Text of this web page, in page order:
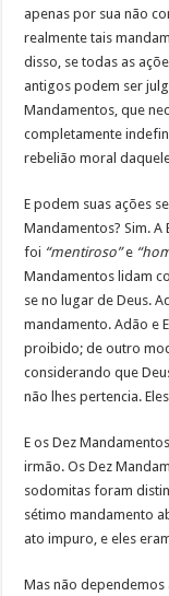
apenas por sua não
realmente tais
disso, se todas as
antigos podem ser
Mandamentos, que
completamente
rebelião moral
E podem suas ações
Mandamentos? Sim. A
foi “mentiroso”e
Mandamentos lidam
se no lugar de Deus.
mandamento. Adão e
proibido; de outro
considerando que
não lhes pertencia.
E os Dez
irmão. Os Dez
sodomitas foram
sétimo mandamento
ato impuro, e eles
Mas não